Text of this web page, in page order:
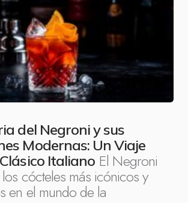
del Negroni y sus
Modernas: Un Viaje
Italiano El Negroni
cócteles más icónicos y
en el mundo de la